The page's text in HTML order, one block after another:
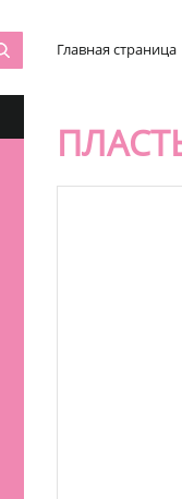
Главная страница